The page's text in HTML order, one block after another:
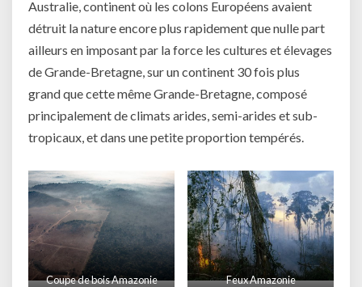
Australie, continent où les colons Européens avaient
détruit la nature encore plus rapidement que nulle part
ailleurs en imposant par la force les cultures et élevages
de Grande-Bretagne, sur un continent 30 fois plus
grand que cette même Grande-Bretagne, composé
principalement de climats arides, semi-arides et sub-
tropicaux, et dans une petite proportion tempérés.
Coupe de bois Amazonie Feux Amazonie